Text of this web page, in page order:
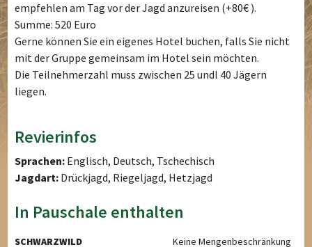
empfehlen am Tag vor der Jagd anzureisen (+80€ ).
Summe: 520 Euro
Gerne können Sie ein eigenes Hotel buchen, falls Sie nicht
mit der Gruppe gemeinsam im Hotel sein möchten.
Die Teilnehmerzahl muss zwischen 25 undl 40 Jägern
liegen.
Revierinfos
Sprachen: Englisch, Deutsch, Tschechisch
Jagdart: Drückjagd, Riegeljagd, Hetzjagd
In Pauschale enthalten
SCHWARZWILD
Keine Mengenbeschränkung